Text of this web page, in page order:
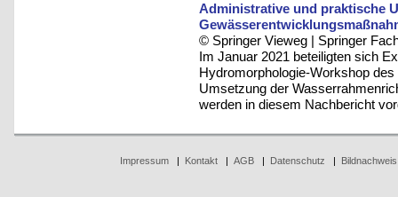
Administrative und praktische
© Springer Vieweg | Springer
Im Januar 2021 beteiligten sich
Hydromorphologie-Workshop
Umsetzung der
werden in diesem Nachbericht
Impressum| Kontakt| AGB| Datenschutz Bildnachweis